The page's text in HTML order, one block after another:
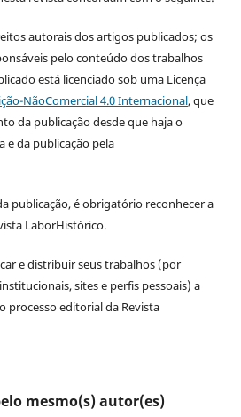
autorais dos artigos publicados; os
pelo conteúdo dos trabalhos
está licenciado sob uma Licença
NãoComercial 4.0 Internacional, que
da publicação desde que haja o
e da publicação pela
publicação, é obrigatório reconhecer a
LaborHistórico.
e distribuir seus trabalhos (por
sites e perfis pessoais) a
processo editorial da Revista
mesmo(s) autor(es)